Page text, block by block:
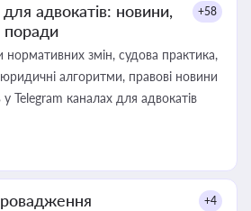
адвокатів: новини,
поради
+58
нормативних змін, судова практика,
юридичні алгоритми, правові новини
Telegram каналах для адвокатів
+4